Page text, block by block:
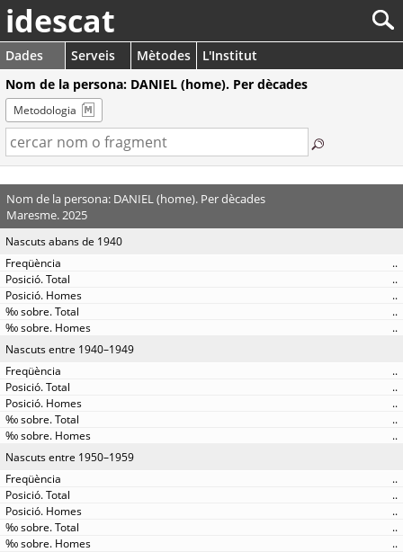
idescat
Dades Serveis Mètodes
L'Institut
Nom de la persona: DANIEL (home). Per dècades
Metodologia
Nom de la persona: DANIEL (home). Per dècades
Maresme. 2025
Nascuts abans de 1940
..
..
..
..
..
Nascuts entre 1940–1949
..
..
..
..
..
Nascuts entre 1950–1959
..
..
..
..
..